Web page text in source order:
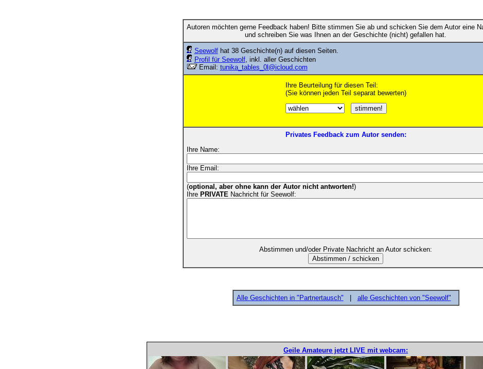
Autoren möchten gerne Feedback haben! Bitte stimmen Sie ab und schicken Sie dem Autor eine
und schreiben Sie was Ihnen an der Geschichte (nicht) gefallen hat.
Seewolfhat 38 Geschichte(n) auf diesen Seiten.
Profil für Seewolf, inkl. aller Geschichten
Email: tunika_tables_0l@icloud.com
Ihre Beurteilung für diesen Teil:
(Sie können jeden Teil separat bewerten)
Privates Feedback zum Autor senden:
Ihre Name:
Ihre Email:
(optional, aber ohne kann der Autor nicht antworten!)
Ihre PRIVATE Nachricht für Seewolf:
Abstimmen und/oder Private Nachricht an Autor schicken:
Alle Geschichten in "Partnertausch" alle Geschichten von "Seewolf"
Geile Amateure jetzt LIVE mit webcam: